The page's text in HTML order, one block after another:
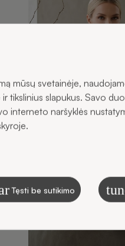
kuri (-is) paliks atsiliepimą
kitiems klientams
mūsų svetainėje,
tikslinius slapukus. Savo
interneto naršyklės
Tęsti be sutikimo